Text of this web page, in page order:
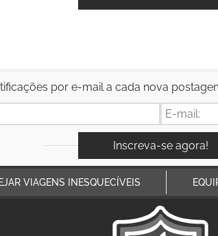
por e-mail a cada nova
VIAGENS INESQUECÍVEIS